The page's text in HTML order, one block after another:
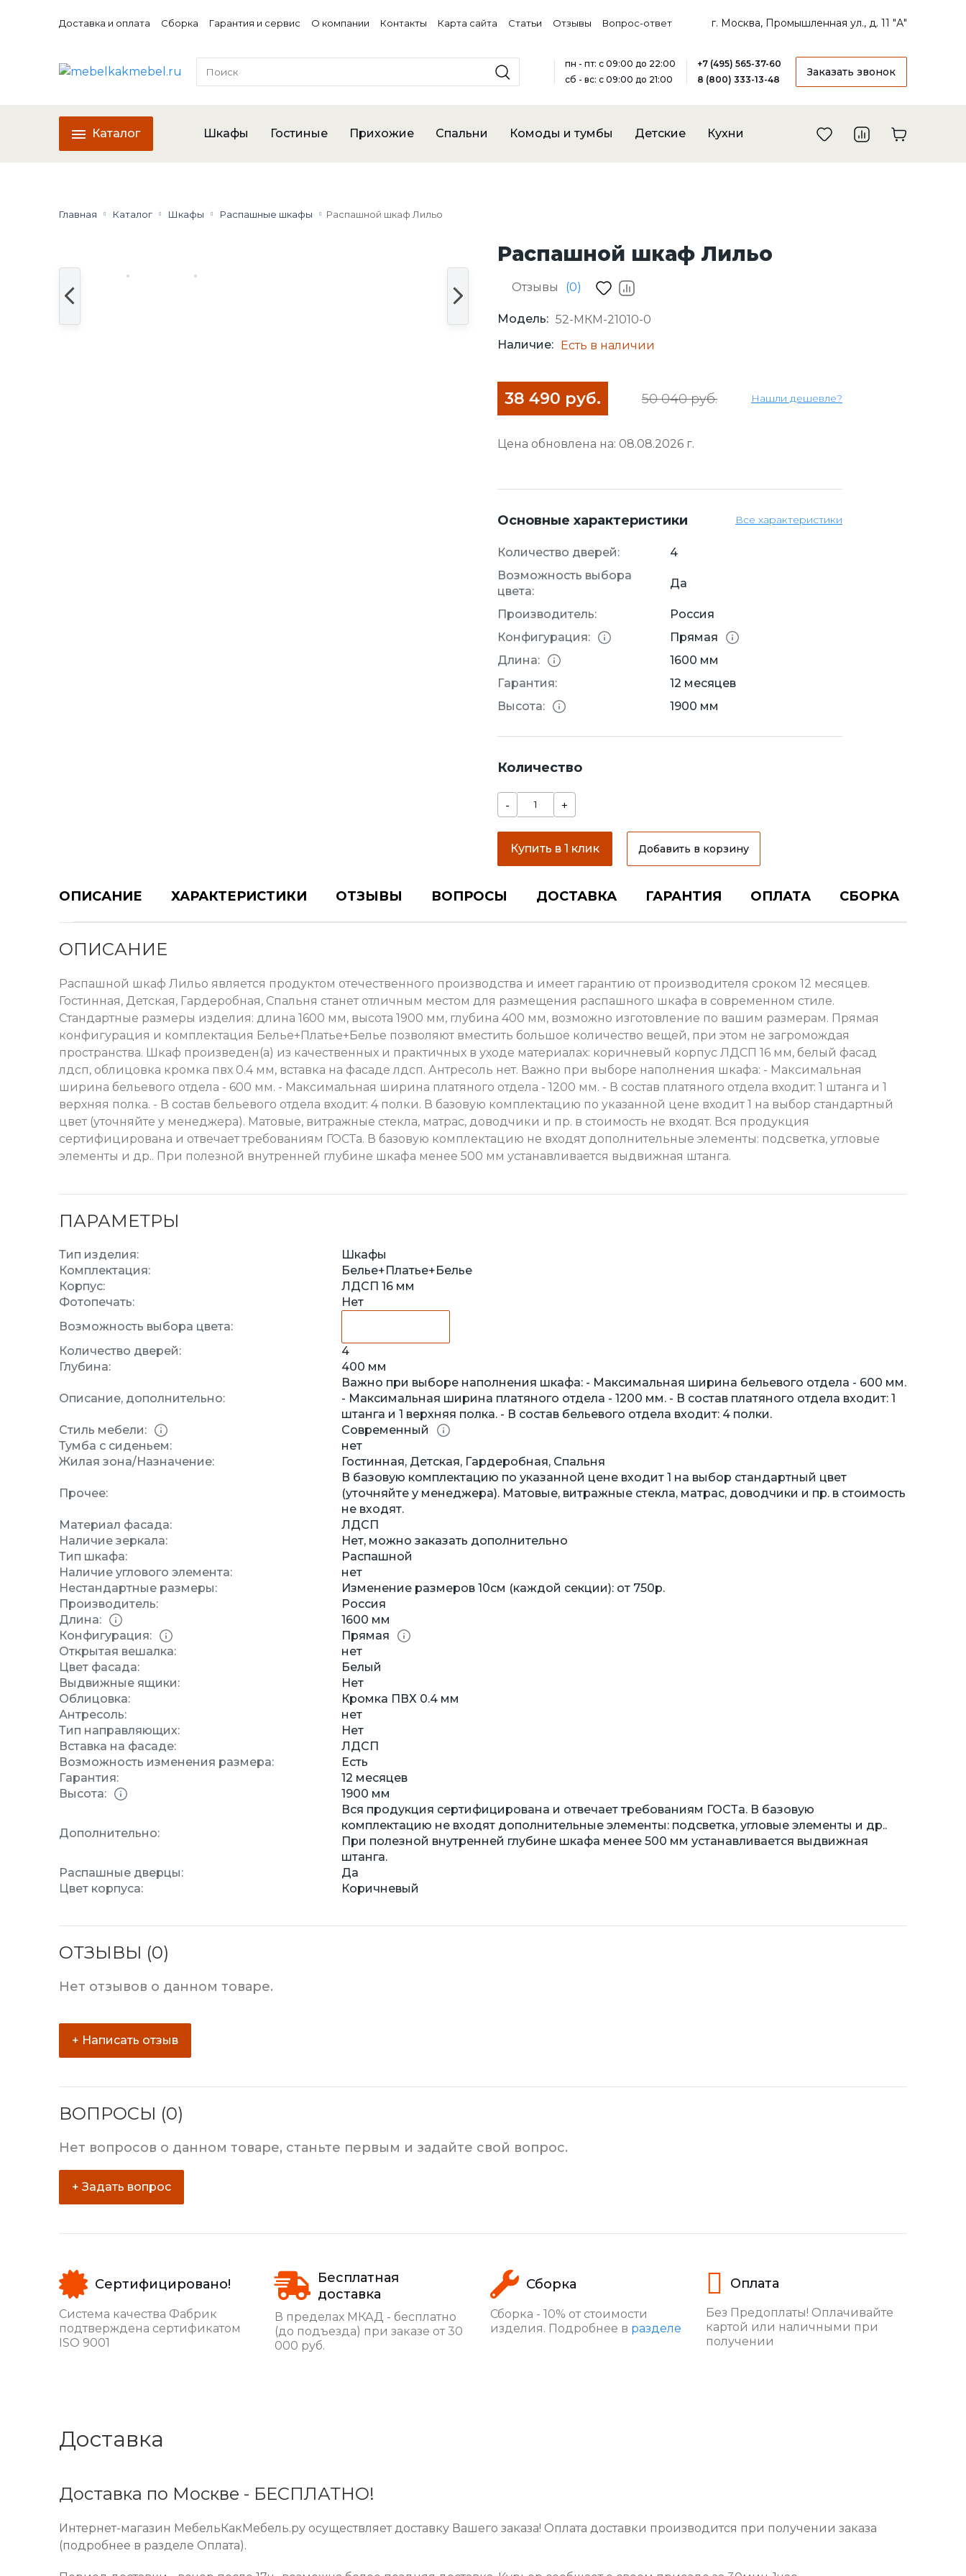
Доставка и оплата Сборка Гарантия и сервис О компании Контакты Карта сайта Статьи Отзывы Вопрос-ответ г. Москва, Промышленная ул., д. 11 "А"
пн - пт: с 09:00 до 22:00
сб - вс: с 09:00 до 21:00
+7 (495) 565-37-60
8 (800) 333-13-48
Заказать звонок
Каталог Шкафы Гостиные Прихожие Спальни Комоды и тумбы Детские Кухни
Главная Каталог Шкафы Распашные шкафы Распашной шкаф Лильо
Распашной шкаф Лильо
Отзывы (0)
Модель: 52-МКМ-21010-0
Наличие: Есть в наличии
38 490 руб. 50 040 руб. Нашли дешевле?
Цена обновлена на: 08.08.2026 г.
Основные характеристики Все характеристики
Количество дверей:
4
Возможность выбора
цвета:
Да
Производитель:
Россия
Конфигурация:
Прямая
Длина:
1600 мм
Гарантия:
12 месяцев
Высота:
1900 мм
Количество
- +
Купить в 1 клик Добавить в корзину
ОПИСАНИЕ ХАРАКТЕРИСТИКИ ОТЗЫВЫ ВОПРОСЫ ДОСТАВКА ГАРАНТИЯ ОПЛАТА СБОРКА
ОПИСАНИЕ
Распашной шкаф Лильо является продуктом отечественного производства и имеет гарантию от производителя сроком 12 месяцев.
Гостинная, Детская, Гардеробная, Спальня станет отличным местом для размещения распашного шкафа в современном стиле.
Стандартные размеры изделия: длина 1600 мм, высота 1900 мм, глубина 400 мм, возможно изготовление по вашим размерам. Прямая
конфигурация и комплектация Белье+Платье+Белье позволяют вместить большое количество вещей, при этом не загромождая
пространства. Шкаф произведен(а) из качественных и практичных в уходе материалах: коричневый корпус ЛДСП 16 мм, белый фасад
лдсп, облицовка кромка пвх 0.4 мм, вставка на фасаде лдсп. Антресоль нет. Важно при выборе наполнения шкафа: - Максимальная
ширина бельевого отдела - 600 мм. - Максимальная ширина платяного отдела - 1200 мм. - В состав платяного отдела входит: 1 штанга и 1
верхняя полка. - В состав бельевого отдела входит: 4 полки. В базовую комплектацию по указанной цене входит 1 на выбор стандартный
цвет (уточняйте у менеджера). Матовые, витражные стекла, матрас, доводчики и пр. в стоимость не входят. Вся продукция
сертифицирована и отвечает требованиям ГОСТа. В базовую комплектацию не входят дополнительные элементы: подсветка, угловые
элементы и др.. При полезной внутренней глубине шкафа менее 500 мм устанавливается выдвижная штанга.
ПАРАМЕТРЫ
Тип изделия:
Шкафы
Комплектация:
Белье+Платье+Белье
Корпус:
ЛДСП 16 мм
Фотопечать:
Нет
Возможность выбора цвета:
Количество дверей:
4
Глубина:
400 мм
Описание, дополнительно:
Важно при выборе наполнения шкафа: - Максимальная ширина бельевого отдела - 600 мм.
- Максимальная ширина платяного отдела - 1200 мм. - В состав платяного отдела входит: 1
штанга и 1 верхняя полка. - В состав бельевого отдела входит: 4 полки.
Стиль мебели:
Современный
Тумба с сиденьем:
нет
Жилая зона/Назначение:
Гостинная, Детская, Гардеробная, Спальня
Прочее:
В базовую комплектацию по указанной цене входит 1 на выбор стандартный цвет
(уточняйте у менеджера). Матовые, витражные стекла, матрас, доводчики и пр. в стоимость
не входят.
Материал фасада:
ЛДСП
Наличие зеркала:
Нет, можно заказать дополнительно
Тип шкафа:
Распашной
Наличие углового элемента:
нет
Нестандартные размеры:
Изменение размеров 10см (каждой секции): от 750р.
Производитель:
Россия
Длина:
1600 мм
Конфигурация:
Прямая
Открытая вешалка:
нет
Цвет фасада:
Белый
Выдвижные ящики:
Нет
Облицовка:
Кромка ПВХ 0.4 мм
Антресоль:
нет
Тип направляющих:
Нет
Вставка на фасаде:
ЛДСП
Возможность изменения размера:
Есть
Гарантия:
12 месяцев
Высота:
1900 мм
Дополнительно:
Вся продукция сертифицирована и отвечает требованиям ГОСТа. В базовую
комплектацию не входят дополнительные элементы: подсветка, угловые элементы и др..
При полезной внутренней глубине шкафа менее 500 мм устанавливается выдвижная
штанга.
Распашные дверцы:
Да
Цвет корпуса:
Коричневый
ОТЗЫВЫ (0)
Нет отзывов о данном товаре.
+ Написать отзыв
ВОПРОСЫ (0)
Нет вопросов о данном товаре, станьте первым и задайте свой вопрос.
+ Задать вопрос
Сертифицировано!
Система качества Фабрик
подтверждена сертификатом
ISO 9001
Бесплатная
доставка
В пределах МКАД - бесплатно
(до подъезда) при заказе от 30
000 руб.
Сборка
Сборка - 10% от стоимости
изделия. Подробнее в разделе
Оплата
Без Предоплаты! Оплачивайте
картой или наличными при
получении
Доставка
Доставка по Москве - БЕСПЛАТНО!
Интернет-магазин МебельКакМебель.ру осуществляет доставку Вашего заказа! Оплата доставки производится при получении заказа
(подробнее в разделе Оплата).